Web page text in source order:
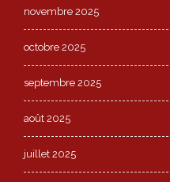
novembre 2025
octobre 2025
septembre 2025
août 2025
juillet 2025